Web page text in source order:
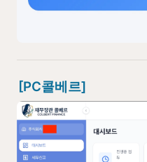
[PC콜베르]